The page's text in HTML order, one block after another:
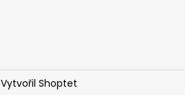
Vytvořil Shoptet